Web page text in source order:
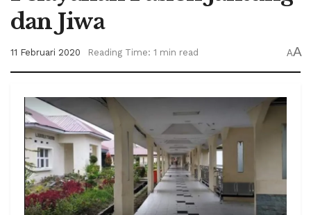
dan Jiwa
11 Februari 2020 Reading Time: 1 min read AA